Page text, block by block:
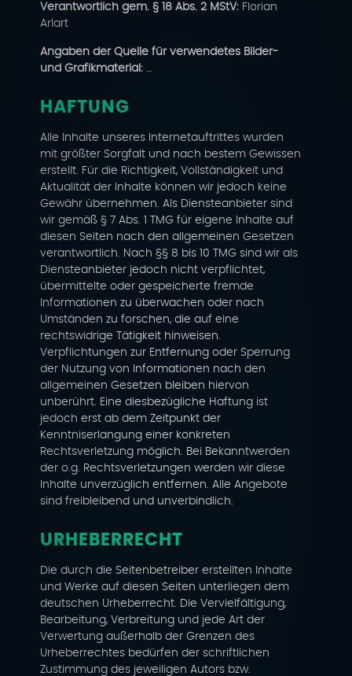
Verantwortlich gem. § 18 Abs. 2 MStV: Florian
Arlart
Angaben der Quelle für verwendetes Bilder-
und Grafikmaterial:
HAFTUNG
Alle Inhalte unseres Internetauftrittes wurden
mit größter Sorgfalt und nach bestem Gewissen
erstellt. Für die Richtigkeit, Vollständigkeit und
Aktualität der Inhalte können wir jedoch keine
Gewähr übernehmen. Als Diensteanbieter sind
wir gemäß § 7 Abs. 1 TMG für eigene Inhalte auf
diesen Seiten nach den allgemeinen Gesetzen
verantwortlich. Nach §§ 8 bis 10 TMG sind wir als
Diensteanbieter jedoch nicht verpflichtet,
übermittelte oder gespeicherte fremde
Informationen zu überwachen oder nach
Umständen zu forschen, die auf eine
rechtswidrige Tätigkeit hinweisen.
Verpflichtungen zur Entfernung oder Sperrung
der Nutzung von Informationen nach den
allgemeinen Gesetzen bleiben hiervon
unberührt. Eine diesbezügliche Haftung ist
jedoch erst ab dem Zeitpunkt der
Kenntniserlangung einer konkreten
Rechtsverletzung möglich. Bei Bekanntwerden
der o.g. Rechtsverletzungen werden wir diese
Inhalte unverzüglich entfernen. Alle Angebote
sind freibleibend und unverbindlich.
URHEBERRECHT
Die durch die Seitenbetreiber erstellten Inhalte
und Werke auf diesen Seiten unterliegen dem
deutschen Urheberrecht. Die Vervielfältigung,
Bearbeitung, Verbreitung und jede Art der
Verwertung außerhalb der Grenzen des
Urheberrechtes bedürfen der schriftlichen
Zustimmung des jeweiligen Autors bzw.